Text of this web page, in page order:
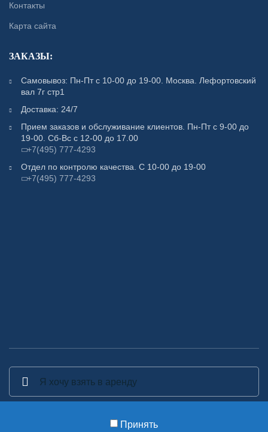
Контакты
Карта сайта
ЗАКАЗЫ:
Самовывоз: Пн-Пт с 10-00 до 19-00. Москва. Лефортовский
вал 7г стр1
Доставка: 24/7
Прием заказов и обслуживание клиентов. Пн-Пт с 9-00 до
19-00. Сб-Вс с 12-00 до 17.00
+7(495) 777-4293
Отдел по контролю качества. С 10-00 до 19-00
+7(495) 777-4293
Принять